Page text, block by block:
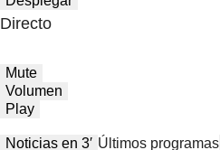
Directo
Mute
Volumen
Play
Noticias en 3′ Últimos programas